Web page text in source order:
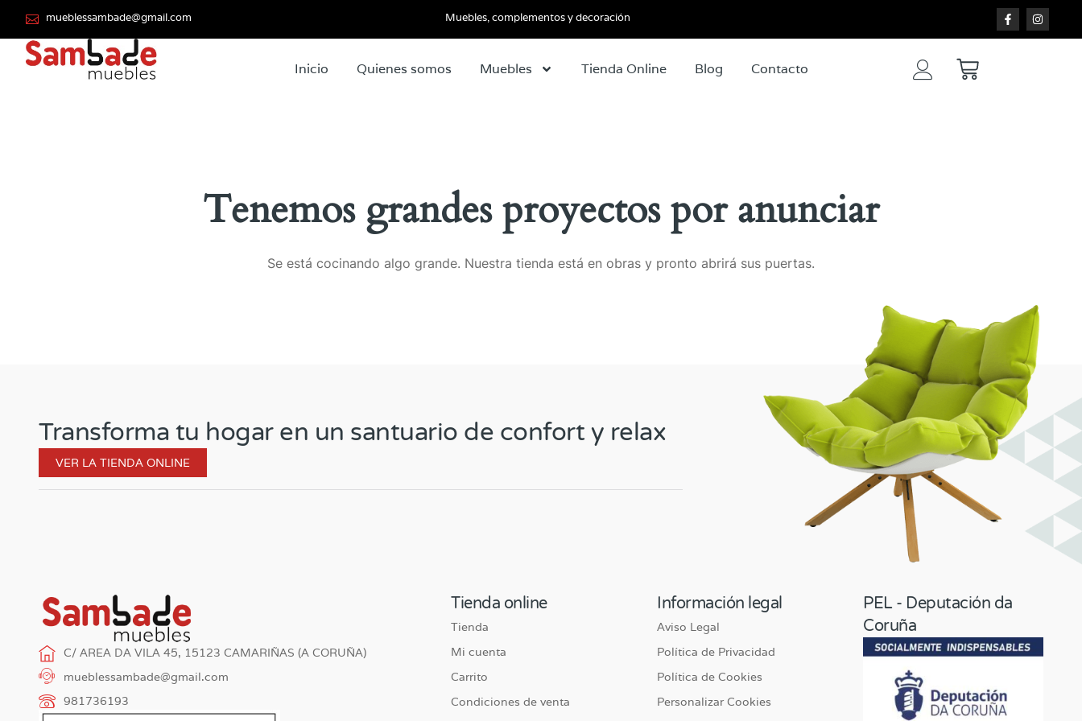
mueblessambade@gmail.com Muebles, complementos y decoración
Inicio Quienes somos Muebles Tienda Online Blog Contacto
Tenemos grandes proyectos por anunciar
Se está cocinando algo grande. Nuestra tienda está en obras y pronto abrirá sus puertas.
Transforma tu hogar en un santuario de confort y relax
VER LA TIENDA ONLINE
C/ AREA DA VILA 45, 15123 CAMARIÑAS (A CORUÑA)
mueblessambade@gmail.com
981736193
Tienda online
Tienda
Mi cuenta
Carrito
Condiciones de venta
Información legal
Aviso Legal
Política de Privacidad
Política de Cookies
Personalizar Cookies
PEL - Deputación da
Coruña